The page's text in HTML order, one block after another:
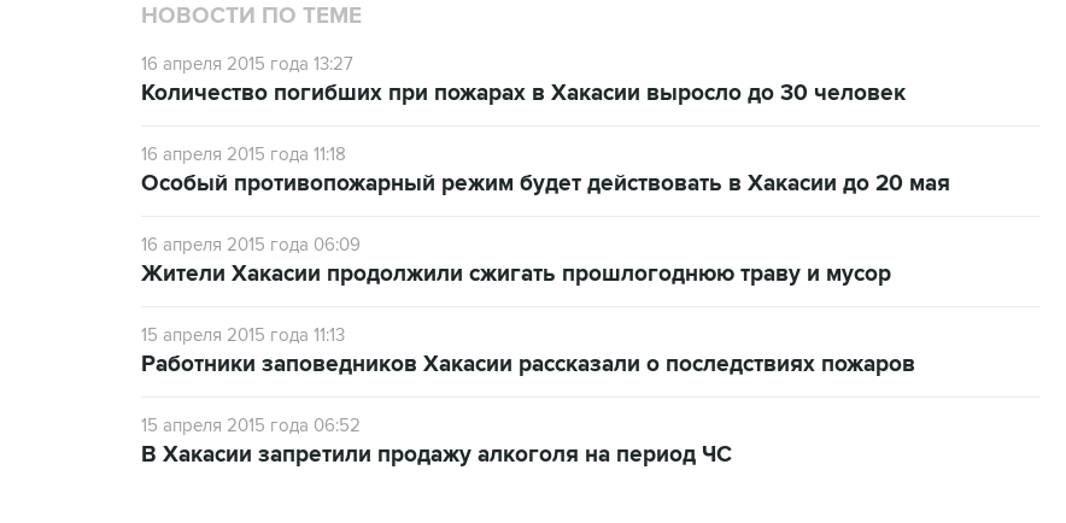
НОВОСТИ ПО ТЕМЕ
16 апреля 2015 года 13:27
Количество погибших при пожарах в Хакасии выросло до 30 человек
16 апреля 2015 года 11:18
Особый противопожарный режим будет действовать в Хакасии до 20 мая
16 апреля 2015 года 06:09
Жители Хакасии продолжили сжигать прошлогоднюю траву и мусор
15 апреля 2015 года 11:13
Работники заповедников Хакасии рассказали о последствиях пожаров
15 апреля 2015 года 06:52
В Хакасии запретили продажу алкоголя на период ЧС